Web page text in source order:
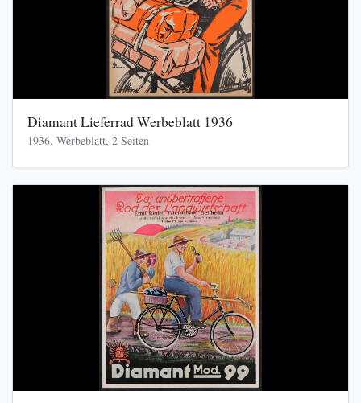
Diamant Lieferrad Werbeblatt 1936
1936, Werbeblatt, 2 Seiten